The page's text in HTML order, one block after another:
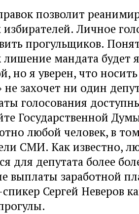
позволит
Личное
прогульщиков.
лишение мандата будет
но я уверен, что
захочет ни один
голосования
Государственной
любой человек, в
СМИ. Как известно,
для депутата более
выплаты заработной
Сергей Неверов